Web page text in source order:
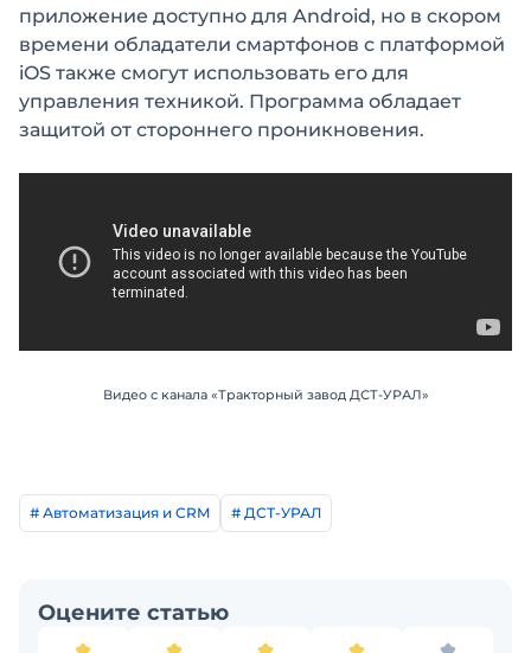
приложение доступно для Android, но в скором
времени обладатели смартфонов с платформой
iOS также смогут использовать его для
управления техникой. Программа обладает
защитой от стороннего проникновения.
Видео с канала «Тракторный завод ДСТ-УРАЛ»
# Автоматизация и CRM # ДСТ-УРАЛ
Оцените статью